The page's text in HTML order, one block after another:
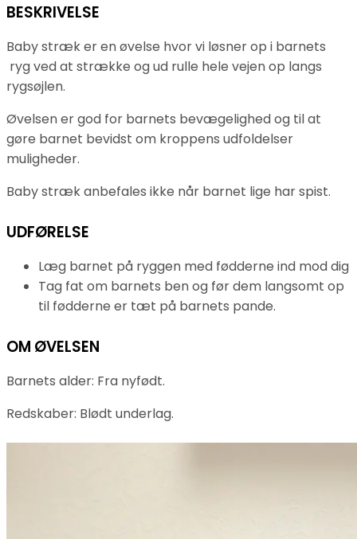
BESKRIVELSE
Baby stræk er en øvelse hvor vi løsner op i barnets
ryg ved at strække og ud rulle hele vejen op langs
rygsøjlen.
Øvelsen er god for barnets bevægelighed og til at
gøre barnet bevidst om kroppens udfoldelser
muligheder.
Baby stræk anbefales ikke når barnet lige har spist.
UDFØRELSE
Læg barnet på ryggen med fødderne ind mod dig
Tag fat om barnets ben og før dem langsomt op
til fødderne er tæt på barnets pande.
OM ØVELSEN
Barnets alder: Fra nyfødt.
Redskaber: Blødt underlag.